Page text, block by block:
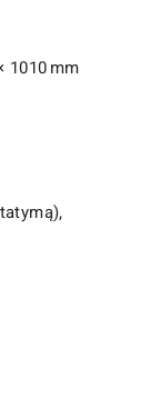
1010 mm